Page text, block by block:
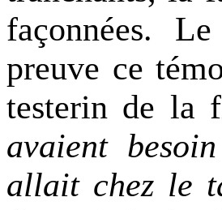
façonnées.
preuve ce
testerin de
avaient
allait chez le